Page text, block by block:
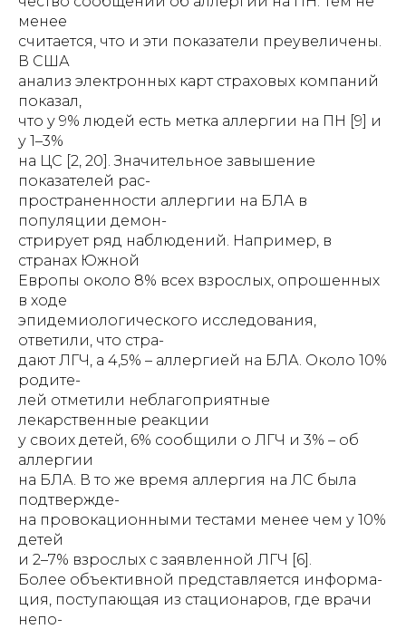
менее
считается, что и эти показатели преувеличены.
В США
анализ электронных карт страховых компаний
показал,
что у 9% людей есть метка аллергии на ПН [9] и
у 1–3%
на ЦС [2, 20]. Значительное завышение
показателей рас-
пространенности аллергии на БЛА в
популяции демон-
стрирует ряд наблюдений. Например, в
странах Южной
Европы около 8% всех взрослых, опрошенных
в ходе
эпидемиологического исследования,
ответили, что стра-
дают ЛГЧ, а 4,5% – аллергией на БЛА. Около 10%
родите-
лей отметили неблагоприятные
лекарственные реакции
у своих детей, 6% сообщили о ЛГЧ и 3% – об
аллергии
на БЛА. В то же время аллергия на ЛС была
подтвержде-
на провокационными тестами менее чем у 10%
детей
и 2–7% взрослых с заявленной ЛГЧ [6].
Более объективной представляется информа-
ция, поступающая из стационаров, где врачи
непо-